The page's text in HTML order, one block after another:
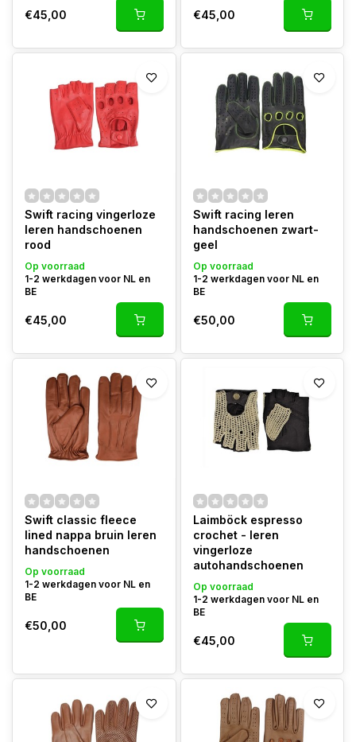
€45,00 €45,00
Swift racing vingerloze
leren handschoenen
rood
Op voorraad
1-2 werkdagen voor NL en
BE
€45,00
Swift racing leren
handschoenen zwart-
geel
Op voorraad
1-2 werkdagen voor NL en
BE
€50,00
Swift classic fleece
lined nappa bruin leren
handschoenen
Op voorraad
1-2 werkdagen voor NL en
BE
€50,00
Laimböck espresso
crochet - leren
vingerloze
autohandschoenen
Op voorraad
1-2 werkdagen voor NL en
BE
€45,00